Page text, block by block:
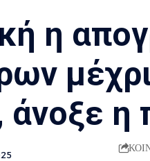
η
άνοξε